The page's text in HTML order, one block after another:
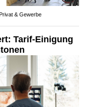
& Gewerbe
Tarif-Einigung